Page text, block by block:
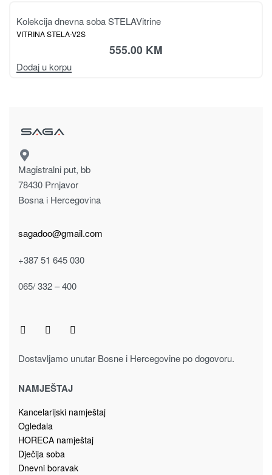
Kolekcija dnevna soba STELAVitrine
VITRINA STELA-V2S
555.00 KM
Dodaj u korpu
Magistralni put, bb
78430 Prnjavor
Bosna i Hercegovina
sagadoo@gmail.com
+387 51 645 030
065/ 332 – 400
Dostavljamo unutar Bosne i Hercegovine po dogovoru.
NAMJEŠTAJ
Kancelarijski namještaj
Ogledala
HORECA namještaj
Dječija soba
Dnevni boravak